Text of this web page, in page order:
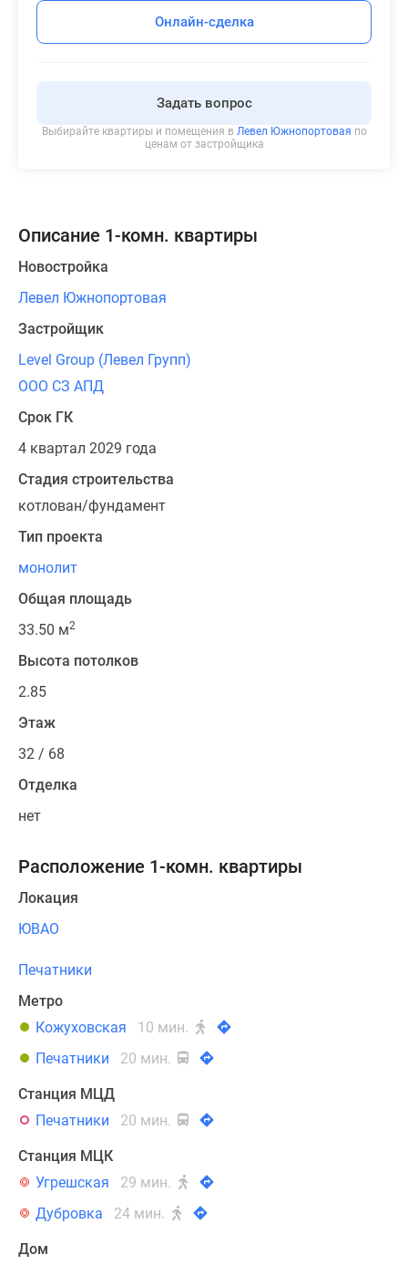
Онлайн-сделка
Задать вопрос
Выбирайте квартиры и помещения в Левел Южнопортовая по
ценам от застройщика
Описание 1-комн. квартиры
Новостройка
Левел Южнопортовая
Застройщик
Level Group (Левел Групп)
ООО СЗ АПД
Срок ГК
4 квартал 2029 года
Стадия строительства
котлован/фундамент
Тип проекта
монолит
Общая площадь
33.50 м2
Высота потолков
2.85
Этаж
32 / 68
Отделка
нет
Расположение 1-комн. квартиры
Локация
ЮВАО
Печатники
Метро
Кожуховская
10 мин.
Печатники
20 мин.
Станция МЦД
Печатники
20 мин.
Станция МЦК
Угрешская
29 мин.
Дубровка
24 мин.
Дом